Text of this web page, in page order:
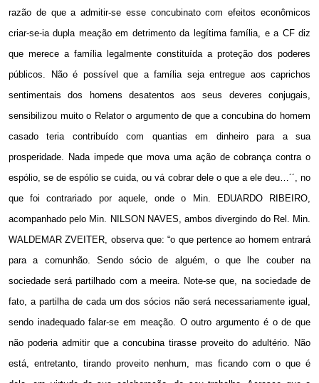
razão de que a admitir-se esse concubinato com efeitos econômicos
criar-se-ia dupla meação em detrimento da legítima família, e a CF diz
que merece a família legalmente constituída a proteção dos poderes
públicos. Não é possível que a família seja entregue aos caprichos
sentimentais dos homens desatentos aos seus deveres conjugais,
sensibilizou muito o Relator o argumento de que a concubina do homem
casado teria contribuído com quantias em dinheiro para a sua
prosperidade. Nada impede que mova uma ação de cobrança contra o
espólio, se de espólio se cuida, ou vá cobrar dele o que a ele deu…´´, no
que foi contrariado por aquele, onde o Min. EDUARDO RIBEIRO,
acompanhado pelo Min. NILSON NAVES, ambos divergindo do Rel. Min.
WALDEMAR ZVEITER, observa que: “o que pertence ao homem entrará
para a comunhão. Sendo sócio de alguém, o que lhe couber na
sociedade será partilhado com a meeira. Note-se que, na sociedade de
fato, a partilha de cada um dos sócios não será necessariamente igual,
sendo inadequado falar-se em meação. O outro argumento é o de que
não poderia admitir que a concubina tirasse proveito do adultério. Não
está, entretanto, tirando proveito nenhum, mas ficando com o que é